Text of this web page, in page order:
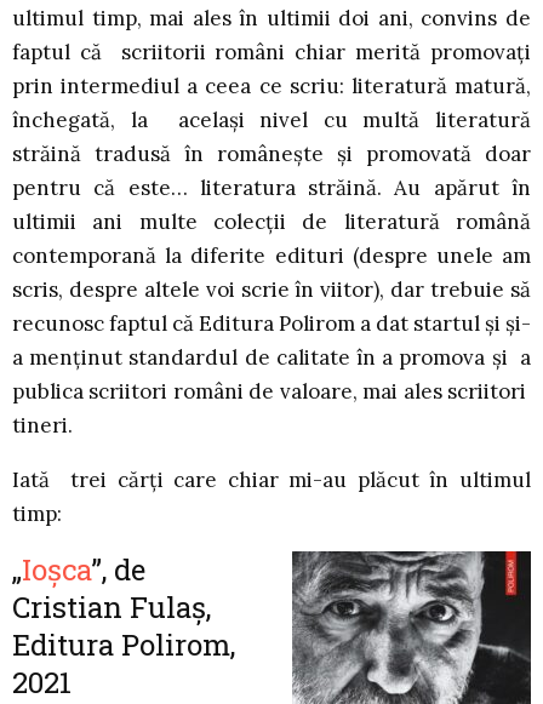
ultimul timp, mai ales în ultimii doi ani, convins de
faptul că scriitorii români chiar merită promovați
prin intermediul a ceea ce scriu: literatură matură,
închegată, la același nivel cu multă literatură
străină tradusă în românește și promovată doar
pentru că este… literatura străină. Au apărut în
ultimii ani multe colecții de literatură română
contemporană la diferite edituri (despre unele am
scris, despre altele voi scrie în viitor), dar trebuie să
recunosc faptul că Editura Polirom a dat startul și și-
a menținut standardul de calitate în a promova și a
publica scriitori români de valoare, mai ales scriitori
tineri.
Iată trei cărți care chiar mi-au plăcut în ultimul
timp:
„Ioșca”, de
Cristian Fulaș,
Editura Polirom,
2021